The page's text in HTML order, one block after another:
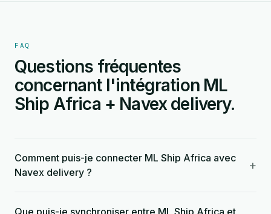
FAQ
Questions fréquentes
concernant l'intégration ML
Ship Africa + Navex delivery.
Comment puis-je connecter ML Ship Africa avec
Navex delivery ?
+
Que puis-je synchroniser entre ML Ship Africa et